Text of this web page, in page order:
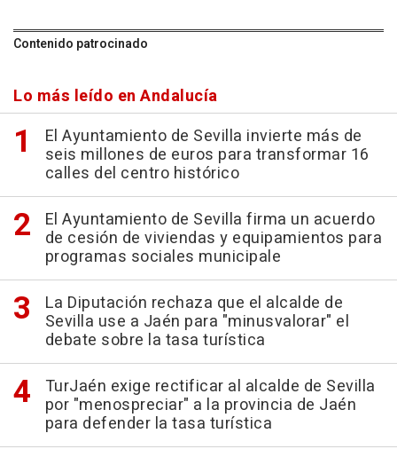
Contenido patrocinado
Lo más leído en Andalucía
El Ayuntamiento de Sevilla invierte más de
seis millones de euros para transformar 16
calles del centro histórico
El Ayuntamiento de Sevilla firma un acuerdo
de cesión de viviendas y equipamientos para
programas sociales municipale
La Diputación rechaza que el alcalde de
Sevilla use a Jaén para "minusvalorar" el
debate sobre la tasa turística
TurJaén exige rectificar al alcalde de Sevilla
por "menospreciar" a la provincia de Jaén
para defender la tasa turística